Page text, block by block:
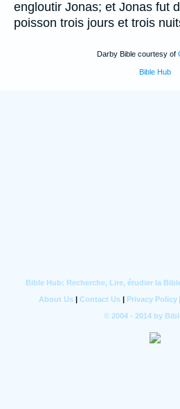
engloutir Jonas; et Jonas fut
poisson trois jours et trois
Darby Bible courtesy of
Bible Hub